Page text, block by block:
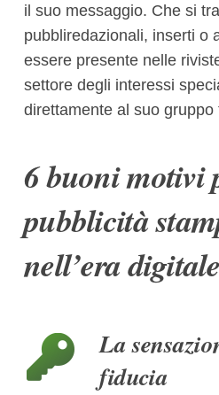
il suo messaggio. Che si
pubbliredazionali, inserti o
essere presente nelle
settore degli interessi
direttamente al suo gruppo
6 buoni motivi
pubblicità
nell’era digitale
La
fiducia